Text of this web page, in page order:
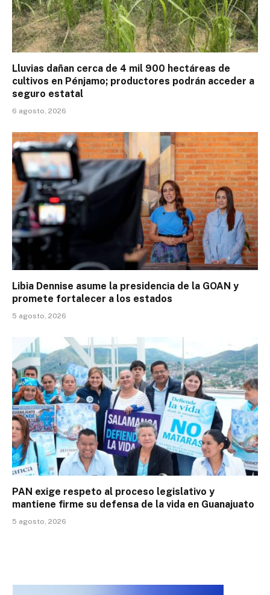
Lluvias dañan cerca de 4 mil 900 hectáreas de
cultivos en Pénjamo; productores podrán acceder a
seguro estatal
6 agosto, 2026
Libia Dennise asume la presidencia de la GOAN y
promete fortalecer a los estados
5 agosto, 2026
PAN exige respeto al proceso legislativo y
mantiene firme su defensa de la vida en Guanajuato
5 agosto, 2026